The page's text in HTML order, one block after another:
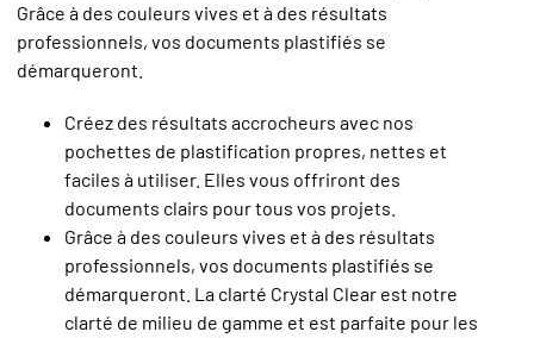
Grâce à des couleurs vives et à des résultats
professionnels, vos documents plastifiés se
démarqueront.
Créez des résultats accrocheurs avec nos
pochettes de plastification propres, nettes et
faciles à utiliser. Elles vous offriront des
documents clairs pour tous vos projets.
Grâce à des couleurs vives et à des résultats
professionnels, vos documents plastifiés se
démarqueront. La clarté Crystal Clear est notre
clarté de milieu de gamme et est parfaite pour les